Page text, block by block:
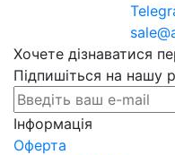
Хочете дізнаватися
Підпишіться на нашу
Інформація
Оферта